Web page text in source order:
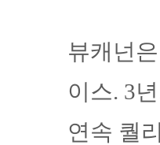
뷰캐넌
이스. 3
연속 퀄